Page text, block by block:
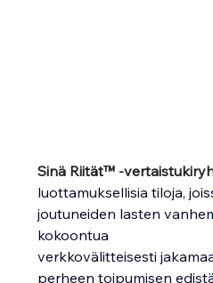
Sinä Riität™ -
luottamuksellisia tiloja,
joutuneiden lasten
kokoontua
verkkovälitteisesti
perheen toipumisen